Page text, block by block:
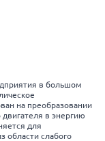
в большом
на преобразовании
в энергию
для
области слабого